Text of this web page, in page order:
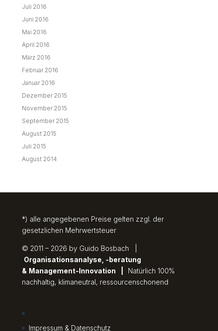
Juli 2016
Juni 2016
Mai 2016
April 2016
März 2016
Februar 2016
Januar 2016
Dezember 2015
November 2015
September 2015
August 2015
Juli 2015
August 2014
*) alle angegebenen Preise gelten zzgl. der
gesetzlichen Mehrwertsteuer
© 2011 – 2026 by Guido Bosbach |
Organisationsanalyse, -beratung
& Management-Innovation
Natürlich 100%
nachhaltig, klimaneutral, ressourcenschonend
Impressum & Datenschutz